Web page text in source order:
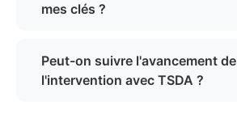
mes clés ?
Peut-on suivre l'avancement de
l'intervention avec TSDA ?